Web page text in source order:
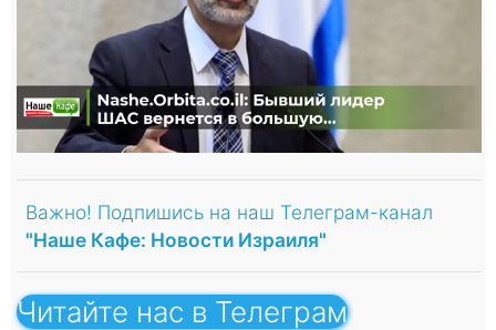
Важно! Подпишись на наш Телеграм-канал
"Наше Кафе: Новости Израиля"
Читайте нас в Телеграм